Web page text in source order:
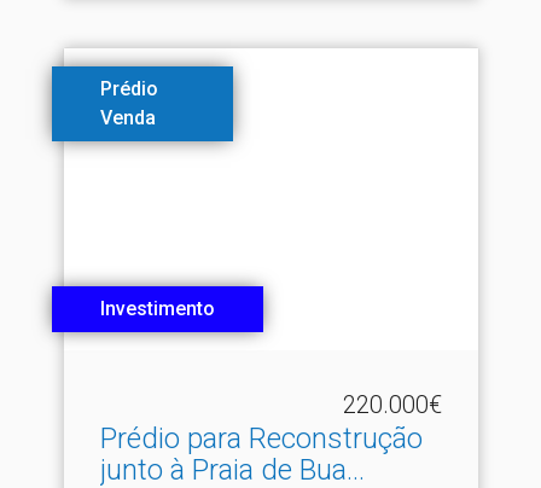
Prédio
Venda
Investimento
220.000€
Prédio para Reconstrução
junto à Praia de Bua.​..